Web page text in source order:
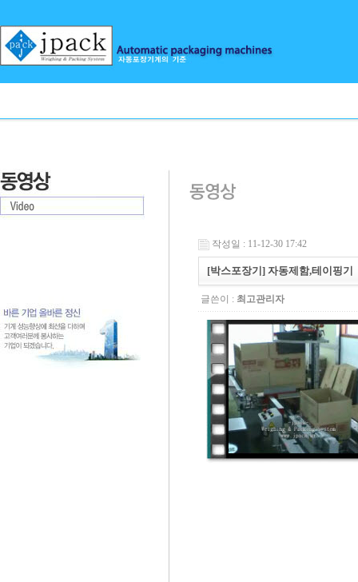
작성일 : 11-12-30 17:42
[박스포장기] 자동제함,테이핑기
글쓴이 : 최고관리자